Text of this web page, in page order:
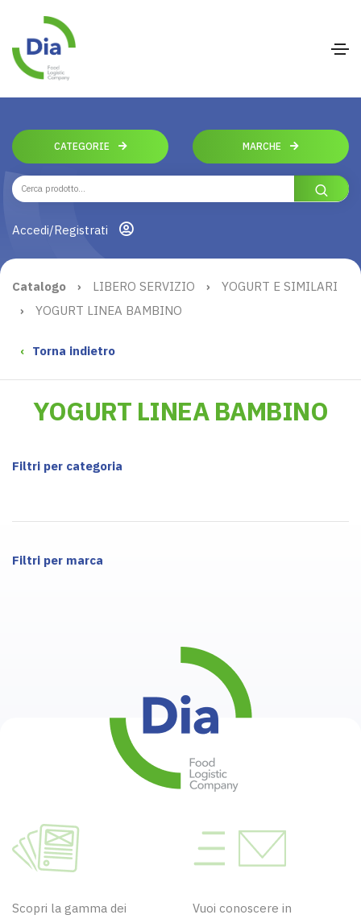
CATEGORIE MARCHE
Accedi/Registrati
Catalogo › LIBERO SERVIZIO ›
YOGURT E SIMILARI
›
YOGURT LINEA BAMBINO
‹ Torna indietro
YOGURT LINEA BAMBINO
Filtri per categoria
Filtri per marca
Scopri la gamma dei
Vuoi conoscere in